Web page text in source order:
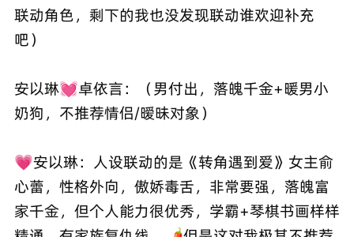
联动角色，剩下的我也没发现联动谁欢迎补充
吧）
安以琳💓卓依言：（男付出，落魄千金+暖男小
奶狗，不推荐情侣/暧昧对象）
💗安以琳：人设联动的是《转角遇到爱》女主俞
心蕾，性格外向，傲娇毒舌，非常要强，落魄富
家千金，但个人能力很优秀，学霸+琴棋书画样样